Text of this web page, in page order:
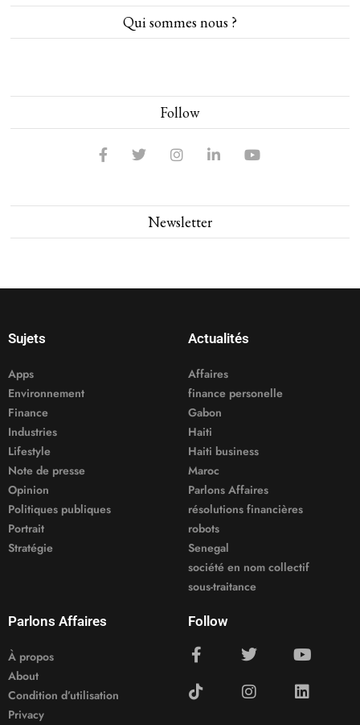
Qui sommes nous ?
Follow
Newsletter
Sujets
Apps
Environnement
Finance
Industries
Lifestyle
Note de presse
Opinion
Politiques publiques
Portrait
Stratégie
Actualités
Affaires
finance personelle
Gabon
Haiti
Haiti business
Maroc
Parlons Affaires
résolutions financières
robots
Senegal
société en nom collectif
sous-traitance
Parlons Affaires
À propos
About
Condition d’utilisation
Privacy
Follow